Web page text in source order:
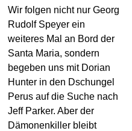
Wir folgen nicht nur Georg
Rudolf Speyer ein
weiteres Mal an Bord der
Santa Maria, sondern
begeben uns mit Dorian
Hunter in den Dschungel
Perus auf die Suche nach
Jeff Parker. Aber der
Dämonenkiller bleibt